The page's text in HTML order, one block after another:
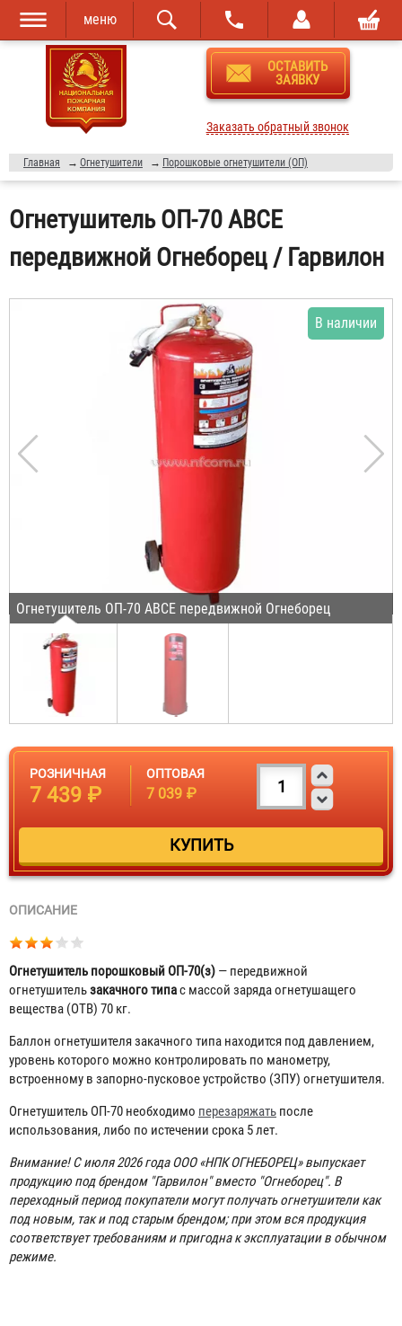
Перейти к
основному
содержанию
Skip to
navigation
меню
ОСТАВИТЬ
ЗАЯВКУ
Заказать обратный звонок
Главная → Огнетушители → Порошковые огнетушители (ОП)
Огнетушитель ОП-70 ABCE
передвижной Огнеборец / Гарвилон
Огнетушитель ОП-70 ABCE передвижной Огнеборец
В наличии
РОЗНИЧНАЯ
7 439 ₽
ОПТОВАЯ
7 039 ₽
ОПИСАНИЕ
Огнетушитель порошковый ОП-70(з) — передвижной
огнетушительзакачного типас массой заряда огнетушащего
вещества (ОТВ) 70 кг.
Баллон огнетушителя закачного типа находится под давлением,
уровень которого можно контролировать по манометру,
встроенному в запорно-пусковое устройство (ЗПУ) огнетушителя.
Огнетушитель ОП-70 необходимо перезаряжать после
использования, либо по истечении срока 5 лет.
Внимание! С июля 2026 года ООО «НПК ОГНЕБОРЕЦ» выпускает
продукцию под брендом "Гарвилон" вместо "Огнеборец". В
переходный период покупатели могут получать огнетушители как
под новым, так и под старым брендом; при этом вся продукция
соответствует требованиям и пригодна к эксплуатации в обычном
режиме.